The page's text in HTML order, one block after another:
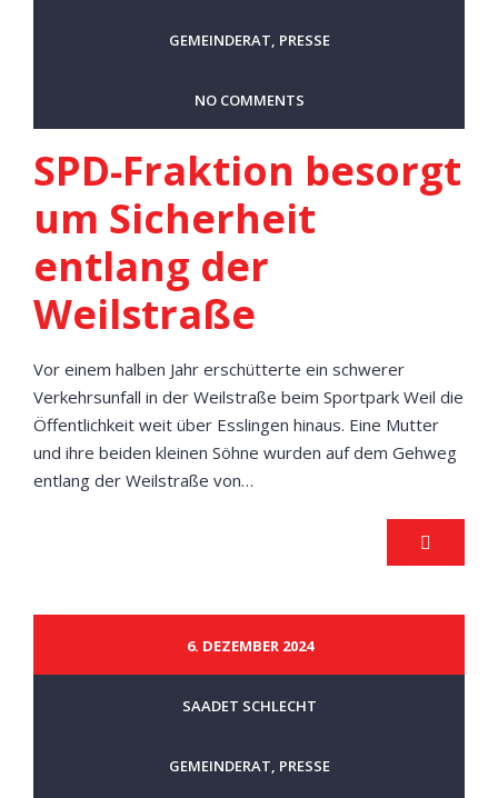
GEMEINDERAT, PRESSE
NO COMMENTS
SPD-Fraktion besorgt
um Sicherheit
entlang der
Weilstraße
Vor einem halben Jahr erschütterte ein schwerer
Verkehrsunfall in der Weilstraße beim Sportpark Weil die
Öffentlichkeit weit über Esslingen hinaus. Eine Mutter
und ihre beiden kleinen Söhne wurden auf dem Gehweg
entlang der Weilstraße von…
6. DEZEMBER 2024
SAADET SCHLECHT
GEMEINDERAT, PRESSE